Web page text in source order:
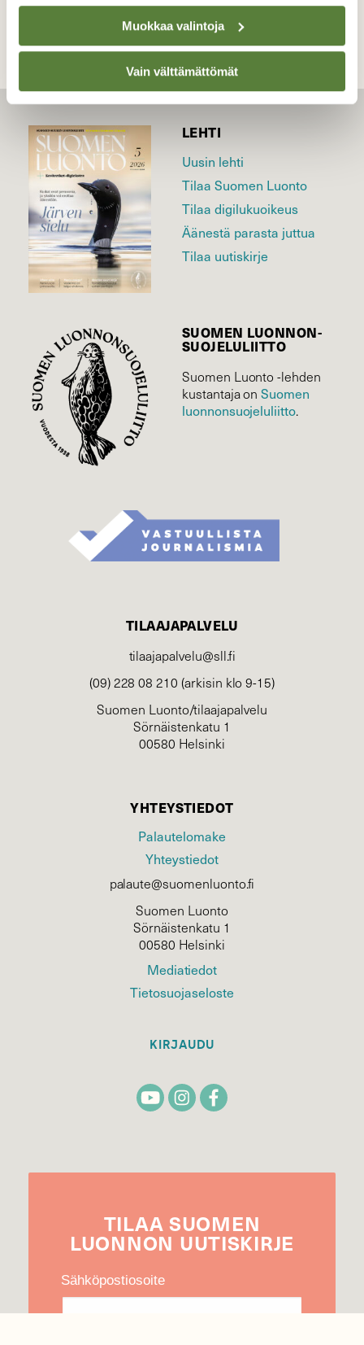
Muokkaa valintoja
Vain välttämättömät
LEHTI
Uusin lehti
Tilaa Suomen Luonto
Tilaa digilukuoikeus
Äänestä parasta juttua
Tilaa uutiskirje
SUOMEN LUONNON­
SUOJELU­LIITTO
Suomen Luonto -lehden
kustantaja onSuomen
luonnonsuojelu­liitto.
TILAAJAPALVELU
tilaajapalvelu@sll.fi
(09) 228 08 210 (arkisin klo 9-15)
Suomen Luonto/tilaajapalvelu
Sörnäistenkatu 1
00580 Helsinki
YHTEYSTIEDOT
Palautelomake
Yhteystiedot
palaute@suomenluonto.fi
Suomen Luonto
Sörnäistenkatu 1
00580 Helsinki
Mediatiedot
Tietosuojaseloste
KIRJAUDU
TILAA SUOMEN
LUONNON UUTIS­KIRJE
Sähköpostiosoite